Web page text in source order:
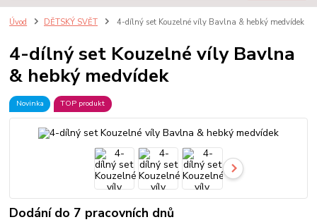
Úvod DĚTSKÝ SVĚT 4-dílný set Kouzelné víly Bavlna & hebký medvídek
4-dílný set Kouzelné víly Bavlna
& hebký medvídek
Novinka TOP produkt
Dodání do 7 pracovních dnů